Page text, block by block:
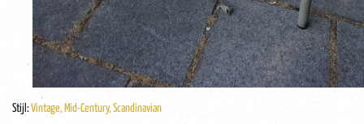
Stijl:Vintage, Mid-Century, Scandinavian